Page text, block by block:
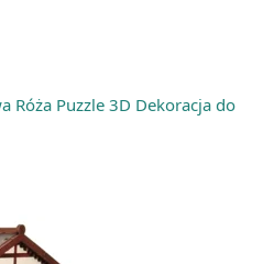
Róża Puzzle 3D Dekoracja do